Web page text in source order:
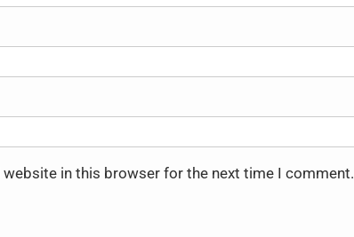
website in this browser for the next time I comment.